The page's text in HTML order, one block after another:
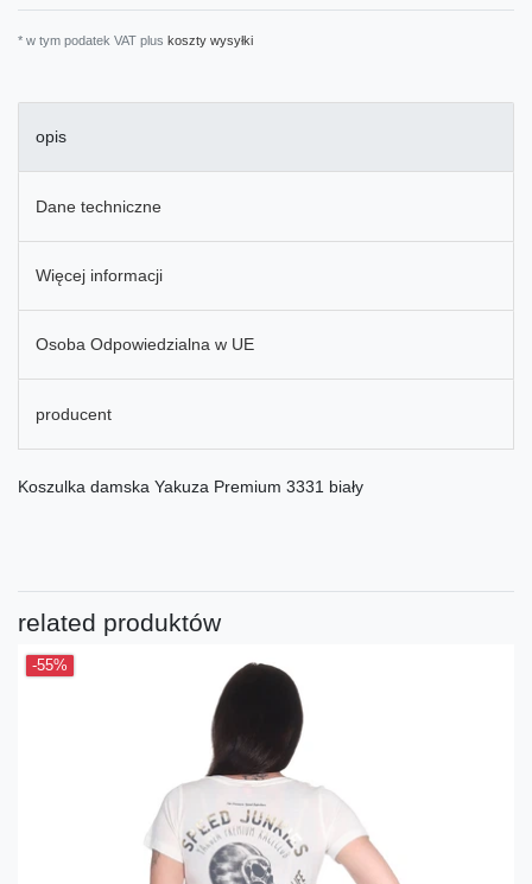
* w tym podatek VAT plus koszty wysyłki
opis
Dane techniczne
Więcej informacji
Osoba Odpowiedzialna w UE
producent
Koszulka damska Yakuza Premium 3331 biały
related produktów
-55%